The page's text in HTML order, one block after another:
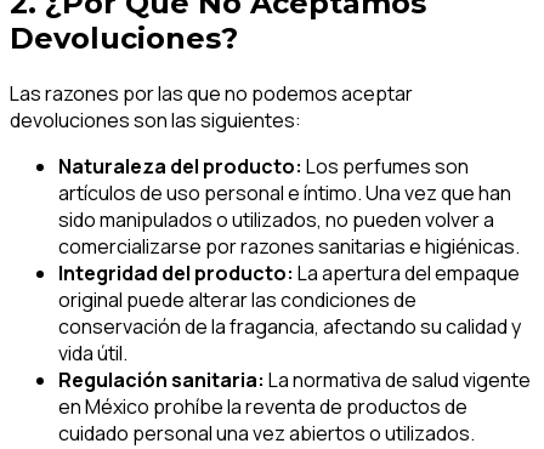
Devoluciones?
Las razones por las que no podemos aceptar
devoluciones son las siguientes:
Naturaleza del producto: Los perfumes son
artículos de uso personal e íntimo. Una vez que han
sido manipulados o utilizados, no pueden volver a
comercializarse por razones sanitarias e higiénicas.
Integridad del producto: La apertura del empaque
original puede alterar las condiciones de
conservación de la fragancia, afectando su calidad y
vida útil.
Regulación sanitaria: La normativa de salud vigente
en México prohíbe la reventa de productos de
cuidado personal una vez abiertos o utilizados.